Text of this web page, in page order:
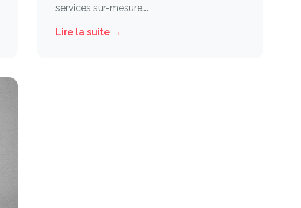
services sur-mesure….
Lire la suite →